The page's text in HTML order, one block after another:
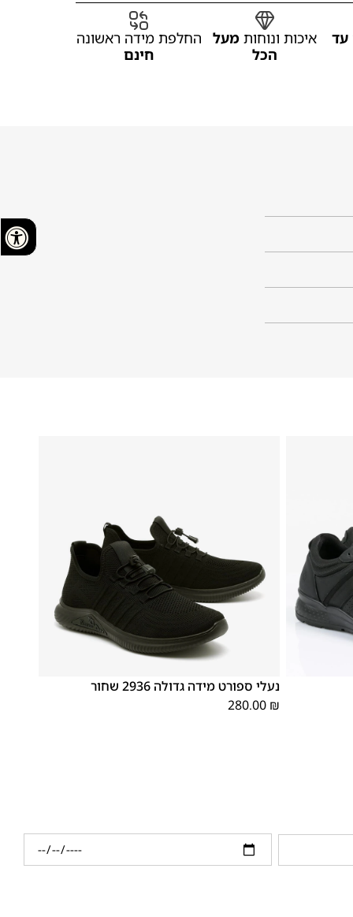
עד איכות ונוחות מעל
הכל
החלפת מידה ראשונה
חינם
נעלי ספורט מידה גדולה 2936 שחור
280.00 ₪